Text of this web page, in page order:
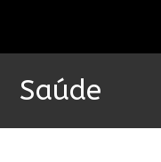
o
conteúdo
Saúde